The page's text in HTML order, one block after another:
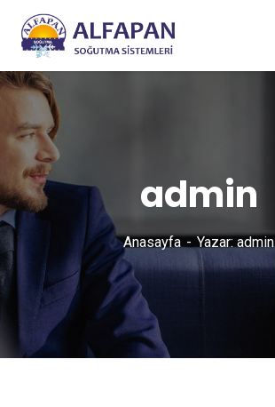
admin
Anasayfa Yazar: admin